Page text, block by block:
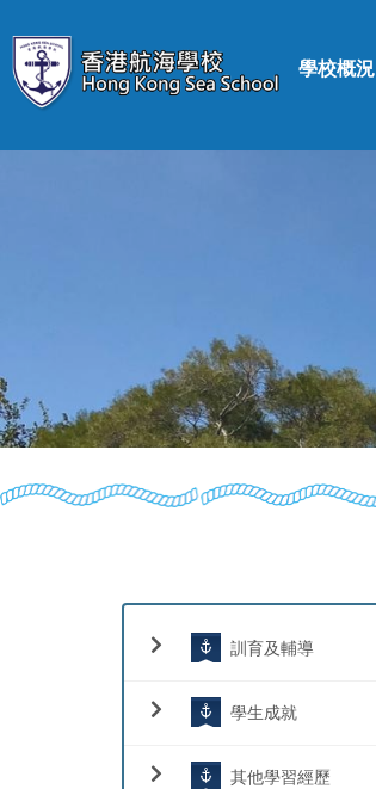
學校概況
訓育及輔導
學生成就
其他學習經歷